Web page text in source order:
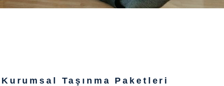
Kurumsal Taşınma Paketleri